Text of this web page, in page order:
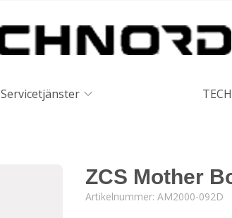
Servicetjänster
ZCS Mother
Artikelnummer: AM2000-092D